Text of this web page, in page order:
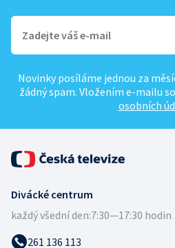
Novinky posíláme jednou za
žádný spam. Vložením e-mailu
osobních